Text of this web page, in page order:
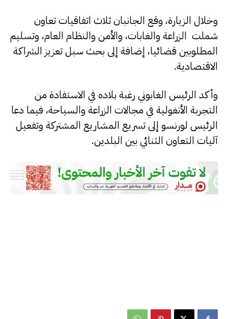
وخلال الزيارة، وقع الجانبان ثلاث اتفاقيات تعاون
شملت الزراعة والغابات، والأمن والنظام العام، وتسليم
المطلوبين قضائيا، إضافة إلى بحث سبل تعزيز الشراكة
الاقتصادية.
وأكد الرئيس الغابوني رغبة بلاده في الاستفادة من
التجربة الأنغولية في مجالات الزراعة والسياحة، فيما دعا
الرئيس لورنسو إلى تسريع المشاريع المشتركة وتفعيل
آليات التعاون الثنائي بين البلدين.